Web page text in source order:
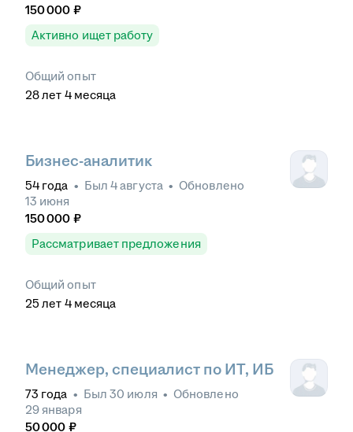
150 000 ₽
Активно ищет работу
Общий опыт
28лет 4 месяца
Бизнес-аналитик
54 года • Был 4 августа • Обновлено
13 июня
150 000 ₽
Рассматривает предложения
Общий опыт
25 лет 4 месяца
Менеджер, специалист по ИТ, ИБ
73 года • Был 30 июля • Обновлено
29 января
50 000 ₽